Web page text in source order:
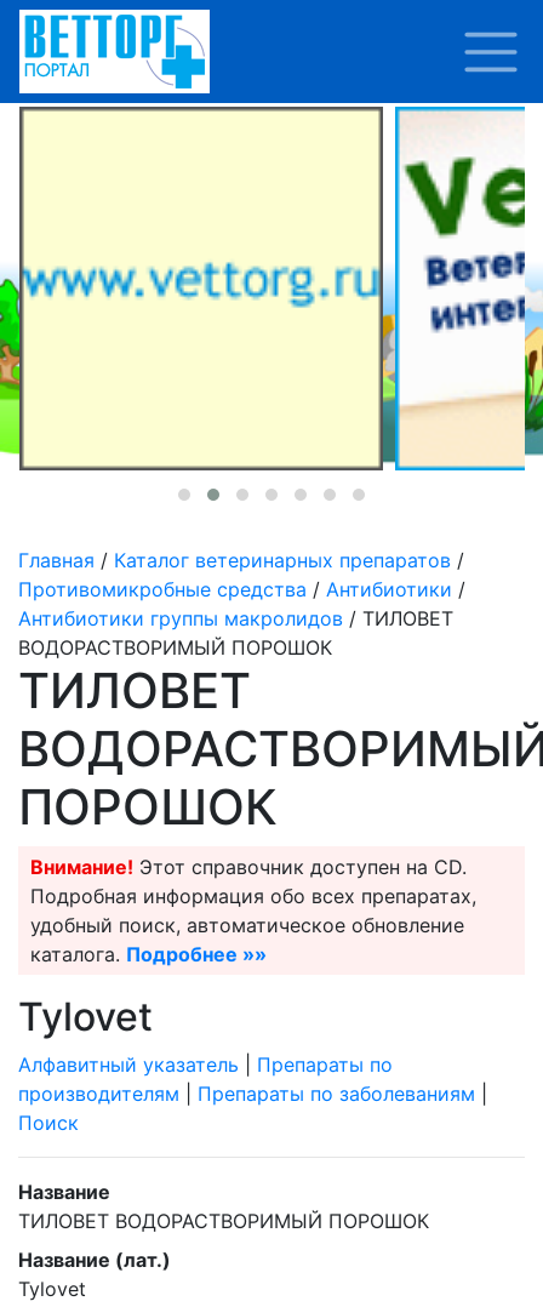
Главная / Каталог ветеринарных препаратов /
Противомикробные средства / Антибиотики /
Антибиотики группы макролидов / ТИЛОВЕТ
ВОДОРАСТВОРИМЫЙ ПОРОШОК
ТИЛОВЕТ
ПОРОШОК
Внимание! Этот справочник доступен на CD.
Подробная информация обо всех препаратах,
удобный поиск, автоматическое обновление
каталога. Подробнее »»
Tylovet
Алфавитный указатель
Препараты по
производителям
Препараты по заболеваниям
Поиск
Название
ТИЛОВЕТ ВОДОРАСТВОРИМЫЙ ПОРОШОК
Название (лат.)
Tylovet